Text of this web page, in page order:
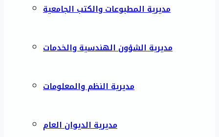
مديرية المطبوعات والكتب الجامعية
مديرية الشؤون الهندسية والخدمات
مديرية النظم والمعلومات
مديرية الديوان العام